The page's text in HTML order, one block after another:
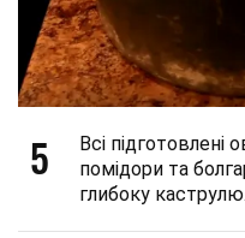
5
Всі підготовлені
помідори та
глибоку каструлю.